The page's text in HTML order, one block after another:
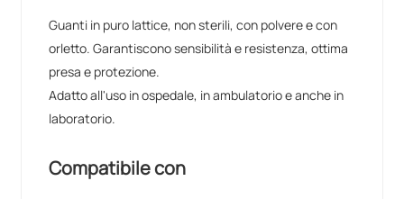
Guanti in puro lattice, non sterili, con polvere e con
orletto. Garantiscono sensibilità e resistenza, ottima
presa e protezione.
Adatto all'uso in ospedale, in ambulatorio e anche in
laboratorio.
Compatibile con